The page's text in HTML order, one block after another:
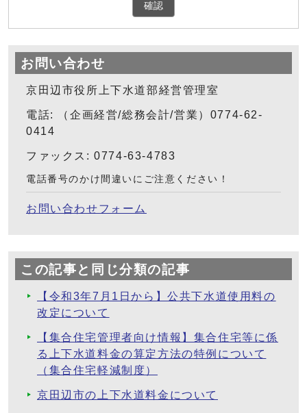
確認
お問い合わせ
京田辺市役所上下水道部経営管理室
電話: （企画経営/総務会計/営業）0774-62-
0414
ファックス: 0774-63-4783
電話番号のかけ間違いにご注意ください！
お問い合わせフォーム
この記事と同じ分類の記事
【令和3年7月1日から】公共下水道使用料の
改定について
【集合住宅管理者向け情報】集合住宅等に係
る上下水道料金の算定方法の特例について
（集合住宅軽減制度）
京田辺市の上下水道料金について